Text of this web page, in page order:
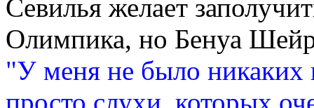
Севилья желает
Олимпика, но Бенуа
"У меня не было никаких
просто слухи, которых